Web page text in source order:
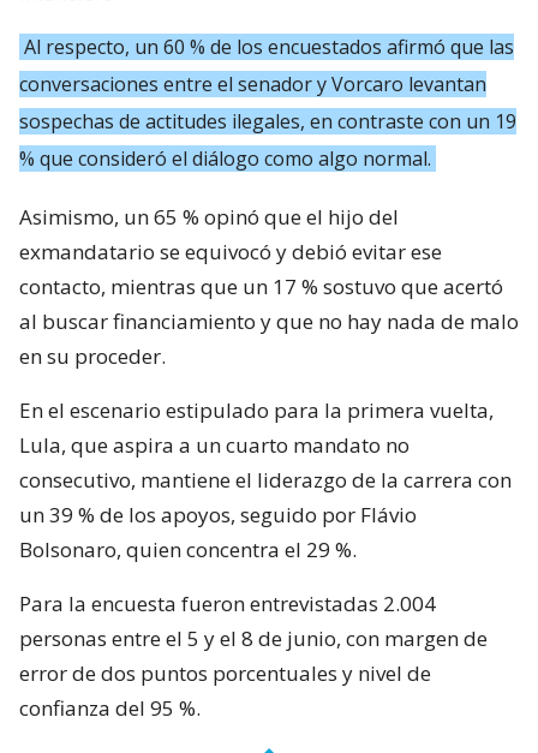
Al respecto, un 60 % de los encuestados afirmó que las
conversaciones entre el senador y Vorcaro levantan
sospechas de actitudes ilegales, en contraste con un 19
% que consideró el diálogo como algo normal.
Asimismo, un 65 % opinó que el hijo del
exmandatario se equivocó y debió evitar ese
contacto, mientras que un 17 % sostuvo que acertó
al buscar financiamiento y que no hay nada de malo
en su proceder.
En el escenario estipulado para la primera vuelta,
Lula, que aspira a un cuarto mandato no
consecutivo, mantiene el liderazgo de la carrera con
un 39 % de los apoyos, seguido por Flávio
Bolsonaro, quien concentra el 29 %.
Para la encuesta fueron entrevistadas 2.004
personas entre el 5 y el 8 de junio, con margen de
error de dos puntos porcentuales y nivel de
confianza del 95 %.